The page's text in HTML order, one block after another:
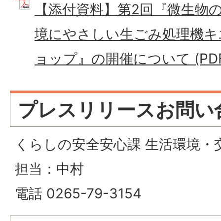
【添付資料】第2回『微生物
境にやさしい生ごみ処理機
ョップ』の開催について
プレスリリースお問い
くらしの安全安心課 生活環境・
担当：中村
電話 0265-79-3154